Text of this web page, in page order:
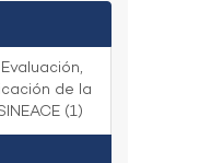
de la
(1)